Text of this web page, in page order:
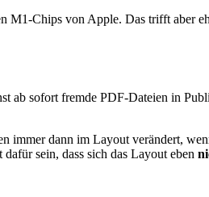
M1-Chips von Apple. Das trifft
ab sofort fremde PDF-Dateien in
immer dann im Layout verändert,
sein, dass sich das Layout eben